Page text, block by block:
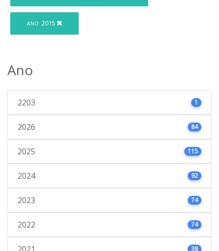
ANO: 2015
Ano
2203 1
2026 84
2025 115
2024 92
2023 74
2022 74
38